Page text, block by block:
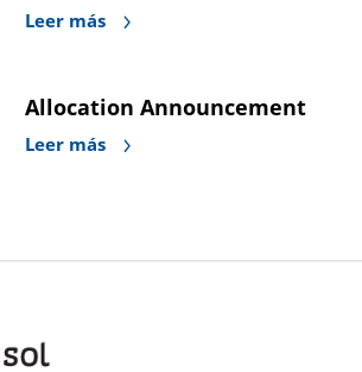
Leer más
Allocation Announcement
Leer más